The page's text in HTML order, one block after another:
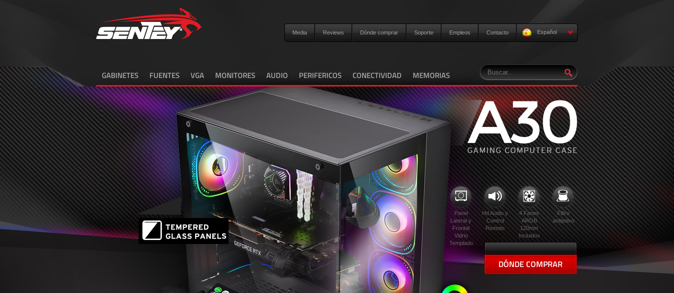
Media Reviews Dónde comprar Soporte Empleos Contacto Español
GABINETES FUENTES VGA MONITORES AUDIO PERIFERICOS CONECTIVIDAD MEMORIAS
Filtro
antipolvo
4 Fanes
ARGB
120mm
Incluidos
Hd Audio y
Control
Remoto
Panel
Lateral y
Frontal
Vidrio
Templado
DÓNDE COMPRAR